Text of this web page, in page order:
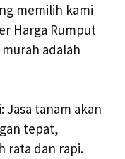
memilih kami
Harga Rumput
adalah
Jasa tanam akan
tepat,
rata dan rapi.